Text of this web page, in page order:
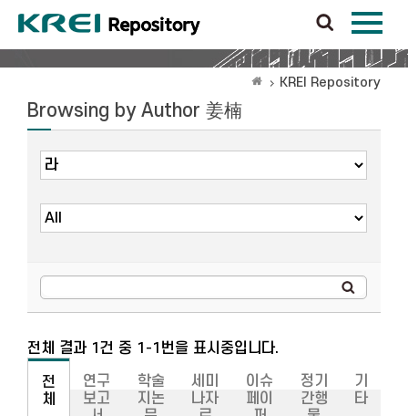
KREI Repository
Browsing by Author 姜楠
전체 결과 1건 중 1-1번을 표시중입니다.
전
체
연구
보고
학술
지논
세미
나자
이슈
페이
정기
간행
기
타